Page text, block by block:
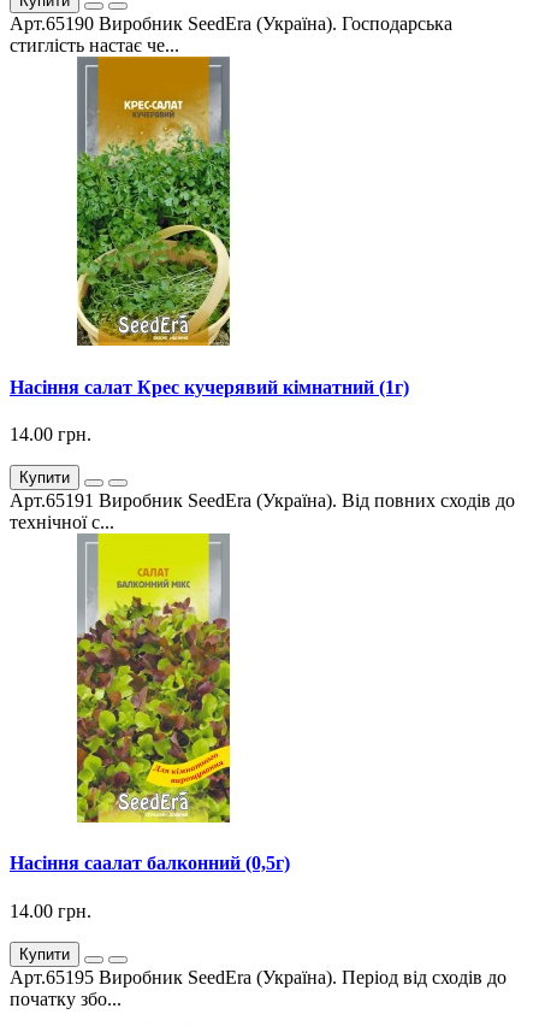
Арт.65190 Виробник SeedEra (Україна). Господарська
стиглість настає че...
Насіння салат Крес кучерявий кімнатний (1г)
14.00 грн.
Купити
Арт.65191 Виробник SeedEra (Україна). Від повних сходів до
технічної с...
Насіння саалат балконний (0,5г)
14.00 грн.
Купити
Арт.65195 Виробник SeedEra (Україна). Період від сходів до
початку збо...